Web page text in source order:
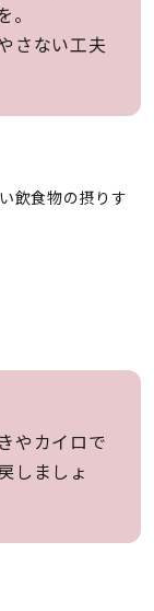
さない工夫
飲食物の摂りす
やカイロで
しましょ